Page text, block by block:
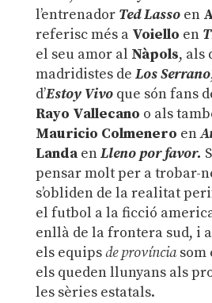
l’entrenador Ted Lassoen
referisc més a Voiello en
el seu amor al Nàpols, als
madridistes de Los Serrano
d’Estoy Vivoque són fans
Rayo Vallecano o als
Mauricio Colmenero en
LandaenLleno por favor.
pensar molt per a trobar-
s’obliden de la realitat
el futbol a la ficció
enllà de la frontera sud, i
els equipsde provínciasom
els queden llunyans als
les sèries estatals.